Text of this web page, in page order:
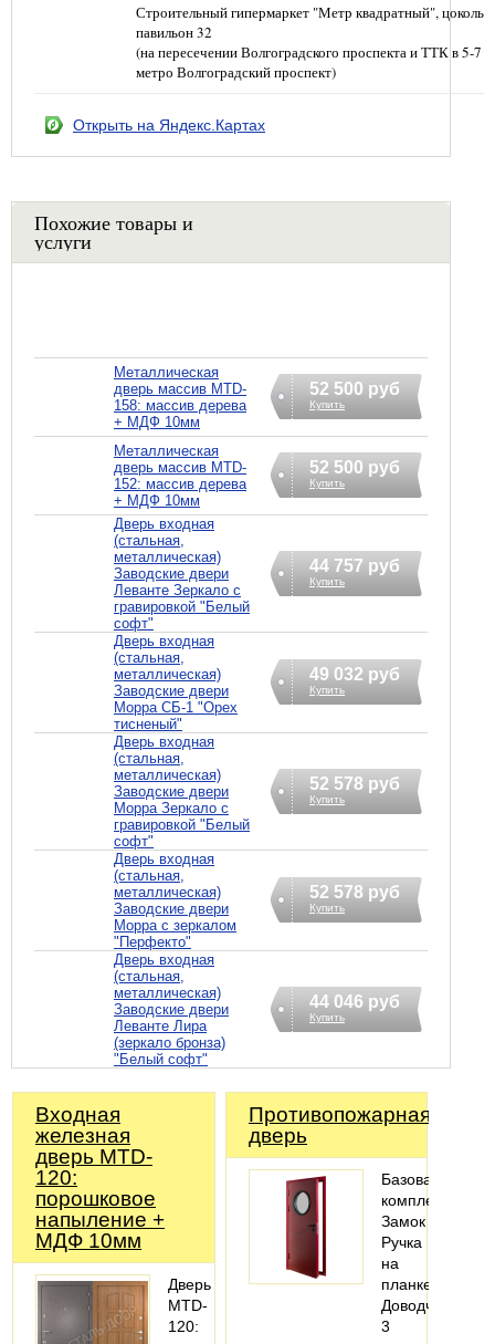
Строительный гипермаркет "Метр квадратный",
павильон 32
(на пересечении Волгоградского проспекта и ТТК в 5-7
метро Волгоградский проспект)
Открыть на Яндекс.Картах
Похожие товары и
услуги
Металлическая
дверь массив MTD-
158: массив дерева
+ МДФ 10мм
52 500 руб
Купить
Металлическая
дверь массив MTD-
152: массив дерева
+ МДФ 10мм
52 500 руб
Купить
Дверь входная
(стальная,
металлическая)
Заводские двери
Леванте Зеркало с
гравировкой "Белый
софт"
44 757 руб
Купить
Дверь входная
(стальная,
металлическая)
Заводские двери
Морра СБ-1 "Орех
тисненый"
49 032 руб
Купить
Дверь входная
(стальная,
металлическая)
Заводские двери
Морра Зеркало с
гравировкой "Белый
софт"
52 578 руб
Купить
Дверь входная
(стальная,
металлическая)
Заводские двери
Морра с зеркалом
"Перфекто"
52 578 руб
Купить
Дверь входная
(стальная,
металлическая)
Заводские двери
Леванте Лира
(зеркало бронза)
"Белый софт"
44 046 руб
Купить
Входная
железная
дверь MTD-
120:
порошковое
напыление +
МДФ 10мм
Дверь
MTD-
120:
Противопожарная
дверь
Базовая
комплектация:
Замок
Ручка
на
планке
Доводчик
3